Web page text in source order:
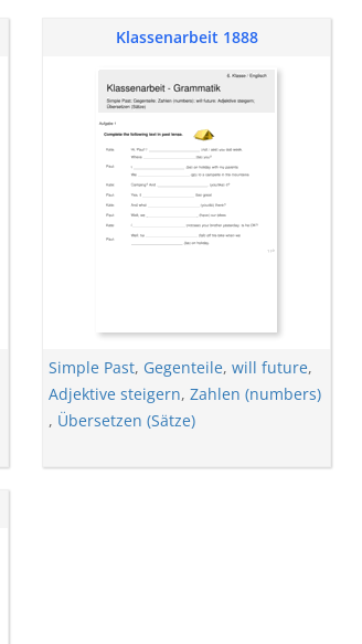
Klassenarbeit 1888
Simple Past, Gegenteile, will future,
Adjektive steigern, Zahlen (numbers)
, Übersetzen (Sätze)